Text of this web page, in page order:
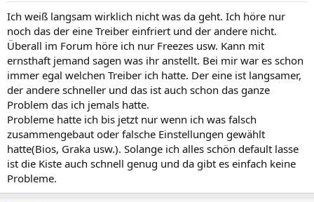
Ich weiß langsam wirklich nicht was da geht. Ich höre nur
noch das der eine Treiber einfriert und der andere nicht.
Überall im Forum höre ich nur Freezes usw. Kann mit
ernsthaft jemand sagen was ihr anstellt. Bei mir war es schon
immer egal welchen Treiber ich hatte. Der eine ist langsamer,
der andere schneller und das ist auch schon das ganze
Problem das ich jemals hatte.
Probleme hatte ich bis jetzt nur wenn ich was falsch
zusammengebaut oder falsche Einstellungen gewählt
hatte(Bios, Graka usw.). Solange ich alles schön default lasse
ist die Kiste auch schnell genug und da gibt es einfach keine
Probleme.